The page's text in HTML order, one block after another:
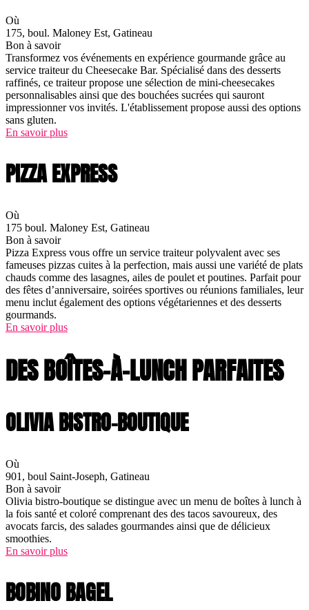
Où
175, boul. Maloney Est, Gatineau
Bon à savoir
Transformez vos événements en expérience gourmande grâce au
service traiteur du Cheesecake Bar. Spécialisé dans des desserts
raffinés, ce traiteur propose une sélection de mini-cheesecakes
personnalisables ainsi que des bouchées sucrées qui sauront
impressionner vos invités. L'établissement propose aussi des options
sans gluten.
En savoir plus
PIZZA EXPRESS
Où
175 boul. Maloney Est, Gatineau
Bon à savoir
Pizza Express vous offre un service traiteur polyvalent avec ses
fameuses pizzas cuites à la perfection, mais aussi une variété de plats
chauds comme des lasagnes, ailes de poulet et poutines. Parfait pour
des fêtes d’anniversaire, soirées sportives ou réunions familiales, leur
menu inclut également des options végétariennes et des desserts
gourmands.
En savoir plus
DES BOÎTES-À-LUNCH PARFAITES
OLIVIA BISTRO-BOUTIQUE
Où
901, boul Saint-Joseph, Gatineau
Bon à savoir
Olivia bistro-boutique se distingue avec un menu de boîtes à lunch à
la fois santé et coloré comprenant des des tacos savoureux, des
avocats farcis, des salades gourmandes ainsi que de délicieux
smoothies.
En savoir plus
BOBINO BAGEL